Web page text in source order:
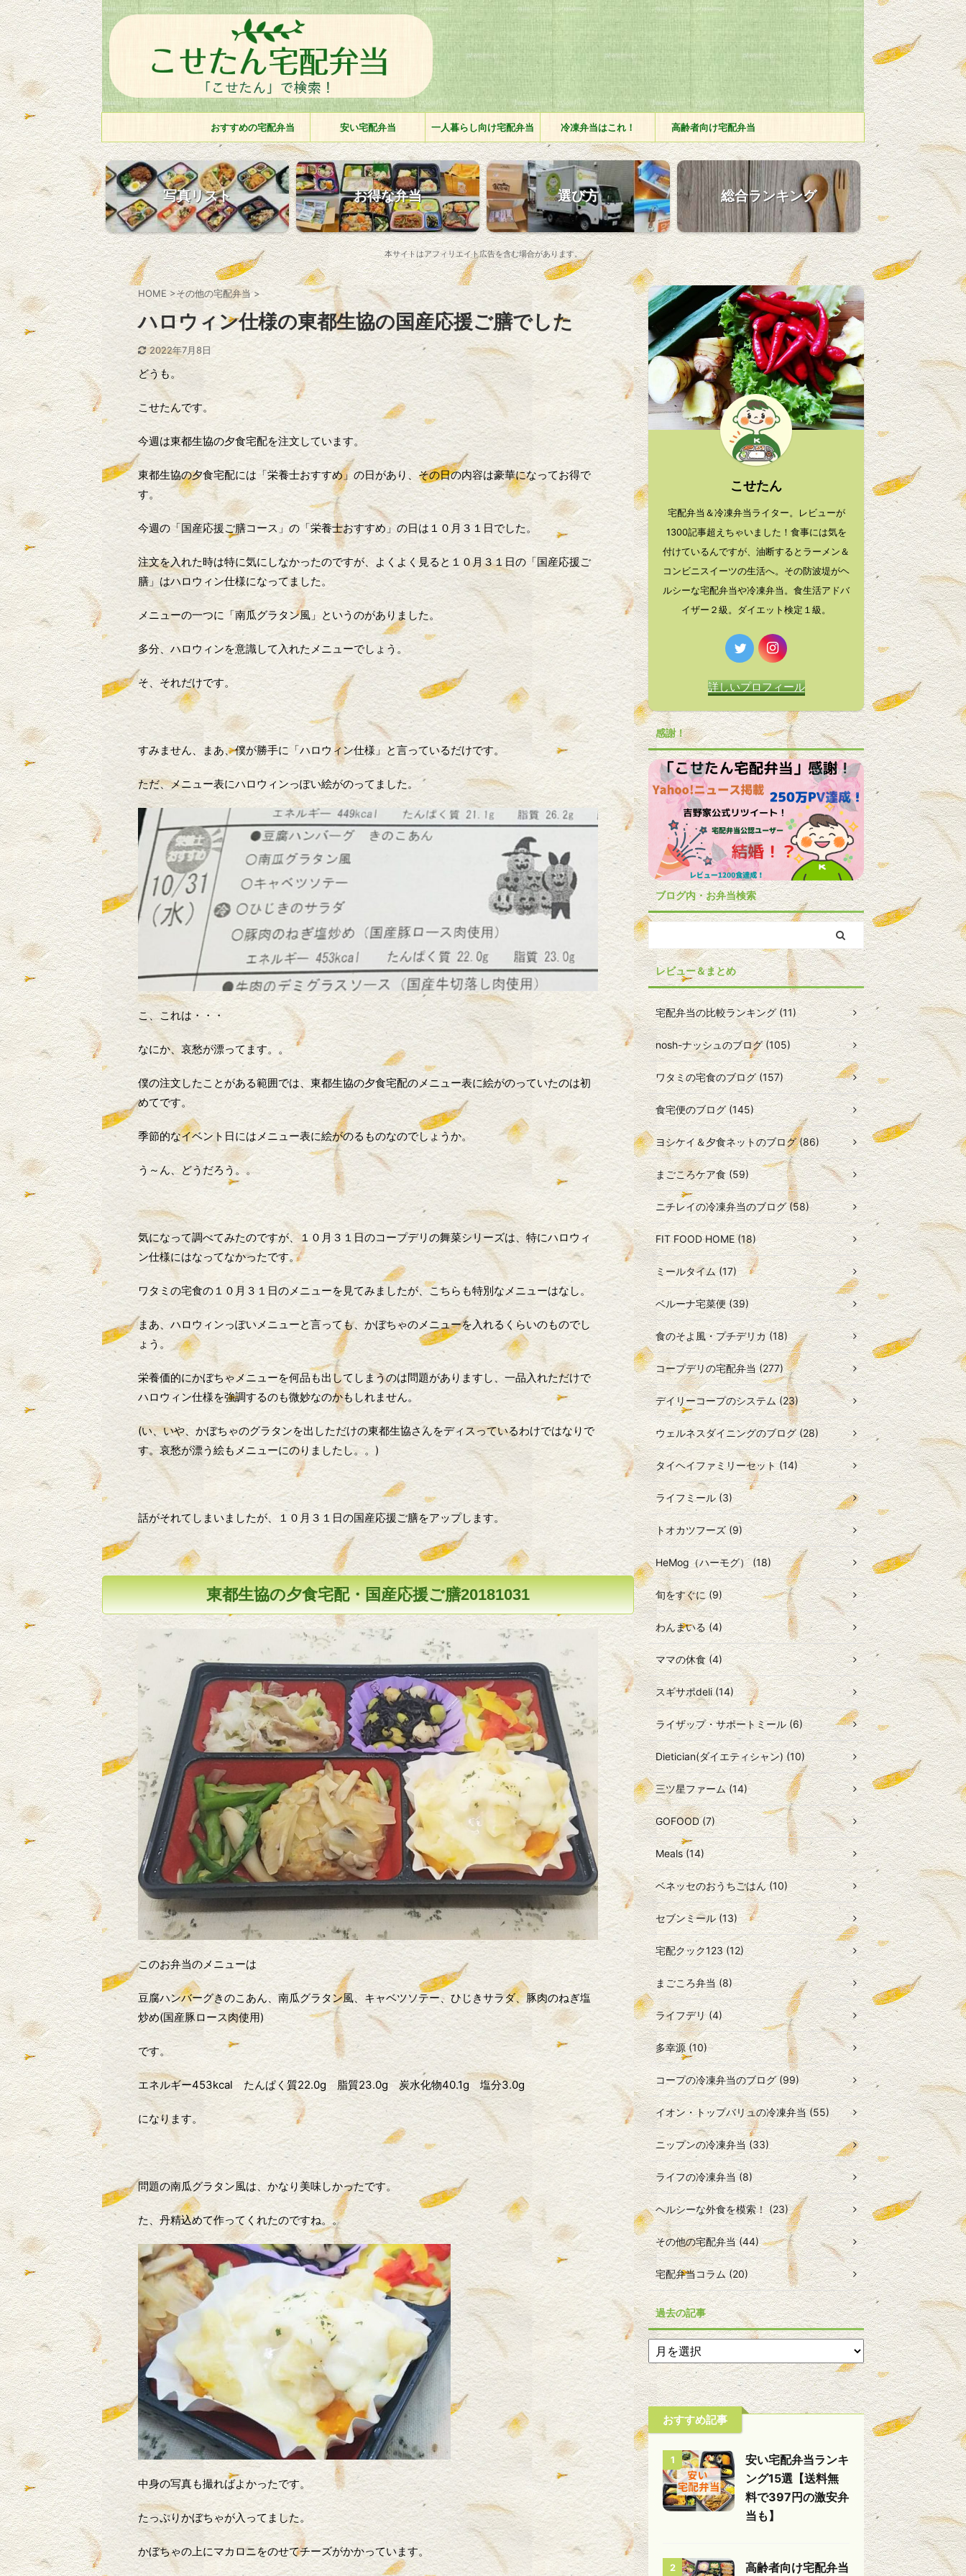
おすすめの宅配弁当 安い宅配弁当 一人暮らし向け宅配弁当 冷凍弁当はこれ！ 高齢者向け宅配弁当
写真リスト お得な弁当 選び方 総合ランキング
本サイトはアフィリエイト広告を含む場合があります。
HOME >その他の宅配弁当 >
ハロウィン仕様の東都生協の国産応援ご膳でした
2022年7月8日
どうも。
こせたんです。
今週は東都生協の夕食宅配を注文しています。
東都生協の夕食宅配には「栄養士おすすめ」の日があり、その日の内容は豪華になってお得で
す。
今週の「国産応援ご膳コース」の「栄養士おすすめ」の日は１０月３１日でした。
注文を入れた時は特に気にしなかったのですが、よくよく見ると１０月３１日の「国産応援ご
膳」はハロウィン仕様になってました。
メニューの一つに「南瓜グラタン風」というのがありました。
多分、ハロウィンを意識して入れたメニューでしょう。
そ、それだけです。
すみません、まあ、僕が勝手に「ハロウィン仕様」と言っているだけです。
ただ、メニュー表にハロウィンっぽい絵がのってました。
こ、これは・・・
なにか、哀愁が漂ってます。。
僕の注文したことがある範囲では、東都生協の夕食宅配のメニュー表に絵がのっていたのは初
めてです。
季節的なイベント日にはメニュー表に絵がのるものなのでしょうか。
う～ん、どうだろう。。
気になって調べてみたのですが、１０月３１日のコープデリの舞菜シリーズは、特にハロウィ
ン仕様にはなってなかったです。
ワタミの宅食の１０月３１日のメニューを見てみましたが、こちらも特別なメニューはなし。
まあ、ハロウィンっぽいメニューと言っても、かぼちゃのメニューを入れるくらいのものでし
ょう。
栄養価的にかぼちゃメニューを何品も出してしまうのは問題がありますし、一品入れただけで
ハロウィン仕様を強調するのも微妙なのかもしれません。
(い、いや、かぼちゃのグラタンを出しただけの東都生協さんをディスっているわけではなりで
す。哀愁が漂う絵もメニューにのりましたし。。)
話がそれてしまいましたが、１０月３１日の国産応援ご膳をアップします。
東都生協の夕食宅配・国産応援ご膳20181031
このお弁当のメニューは
豆腐ハンバーグきのこあん、南瓜グラタン風、キャベツソテー、ひじきサラダ、豚肉のねぎ塩
炒め(国産豚ロース肉使用)
です。
エネルギー453kcal たんぱく質22.0g 脂質23.0g 炭水化物40.1g 塩分3.0g
になります。
問題の南瓜グラタン風は、かなり美味しかったです。
た、丹精込めて作ってくれたのですね。。
中身の写真も撮ればよかったです。
たっぷりかぼちゃが入ってました。
かぼちゃの上にマカロニをのせてチーズがかかっています。
こせたん
宅配弁当＆冷凍弁当ライター。レビューが
1300記事超えちゃいました！食事には気を
付けているんですが、油断するとラーメン＆
コンビニスイーツの生活へ。その防波堤がヘ
ルシーな宅配弁当や冷凍弁当。食生活アドバ
イザー２級。ダイエット検定１級。
詳しいプロフィール
感謝！
ブログ内・お弁当検索
レビュー＆まとめ
宅配弁当の比較ランキング (11)
nosh-ナッシュのブログ (105)
ワタミの宅食のブログ (157)
食宅便のブログ (145)
ヨシケイ＆夕食ネットのブログ (86)
まごころケア食 (59)
ニチレイの冷凍弁当のブログ (58)
FIT FOOD HOME (18)
ミールタイム (17)
ベルーナ宅菜便 (39)
食のそよ風・プチデリカ (18)
コープデリの宅配弁当 (277)
デイリーコープのシステム (23)
ウェルネスダイニングのブログ (28)
タイヘイファミリーセット (14)
ライフミール (3)
トオカツフーズ (9)
HeMog（ハーモグ） (18)
旬をすぐに (9)
わんまいる (4)
ママの休食 (4)
スギサポdeli (14)
ライザップ・サポートミール (6)
Dietician(ダイエティシャン) (10)
三ツ星ファーム (14)
GOFOOD (7)
Meals (14)
ベネッセのおうちごはん (10)
セブンミール (13)
宅配クック123 (12)
まごころ弁当 (8)
ライフデリ (4)
多幸源 (10)
コープの冷凍弁当のブログ (99)
イオン・トップバリュの冷凍弁当 (55)
ニップンの冷凍弁当 (33)
ライフの冷凍弁当 (8)
ヘルシーな外食を模索！ (23)
その他の宅配弁当 (44)
宅配弁当コラム (20)
過去の記事
おすすめ記事
1
安い宅配弁当ランキ
ング15選【送料無
料で397円の激安弁
当も】
2 高齢者向け宅配弁当